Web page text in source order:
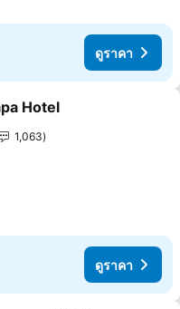
ดูราคา
รายการโปรด
Hotel
1,063
ดูราคา